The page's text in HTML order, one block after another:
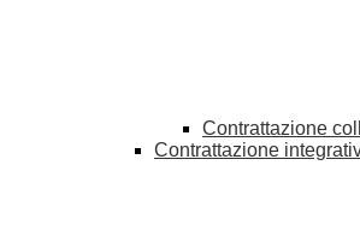
Contrattazione
Contrattazione